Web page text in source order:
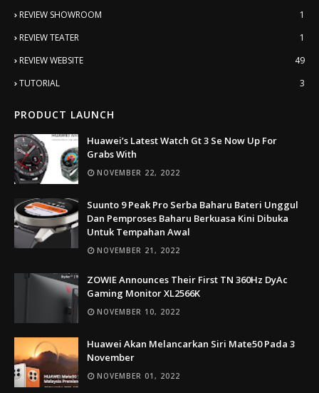
REVIEW SHOWROOM
1
REVIEW TEATER
1
REVIEW WEBSITE
49
TUTORIAL
3
PRODUCT LAUNCH
Huawei’s Latest Watch Gt 3 Se Now Up For
Grabs With
NOVEMBER 22, 2022
Suunto 9 Peak Pro Serba Baharu Bateri Unggul
Dan Pemproses Baharu Berkuasa Kini Dibuka
Untuk Tempahan Awal
NOVEMBER 21, 2022
ZOWIE Announces Their First TN 360Hz DyAc
Gaming Monitor XL2566K
NOVEMBER 10, 2022
Huawei Akan Melancarkan Siri Mate50 Pada 3
November
NOVEMBER 01, 2022